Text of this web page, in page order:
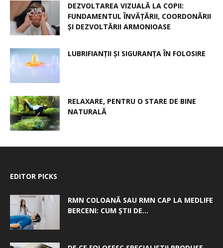
DEZVOLTAREA VIZUALĂ LA COPII:
FUNDAMENTUL ÎNVĂȚĂRII, COORDONĂRII
ȘI DEZVOLTĂRII ARMONIOASE
LUBRIFIANȚII ȘI SIGURANȚA ÎN FOLOSIRE
RELAXARE, PENTRU O STARE DE BINE
NATURALĂ
EDITOR PICKS
RMN COLOANĂ SAU RMN CAP LA MEDLIFE
BERCENI: CUM ȘTII DE...